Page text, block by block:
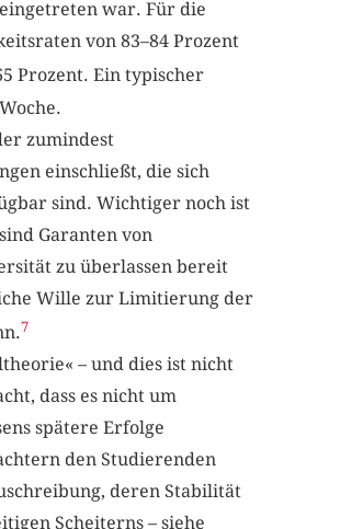
war. Für die
von 83–84 Prozent
Prozent. Ein typischer
zumindest
einschließt, die sich
sind. Wichtiger noch ist
Garanten von
zu überlassen bereit
Wille zur Limitierung der
7
– und dies ist nicht
dass es nicht um
spätere Erfolge
den Studierenden
deren Stabilität
Scheiterns – siehe